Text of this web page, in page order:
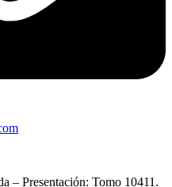
– Presentación: Tomo 10411.